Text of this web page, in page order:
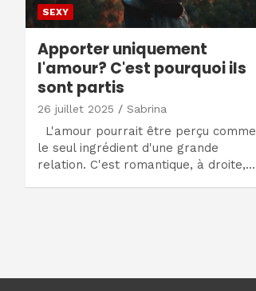
SEXY
Apporter uniquement
l'amour? C'est pourquoi ils
sont partis
26 juillet 2025 Sabrina
L'amour pourrait être perçu comme
le seul ingrédient d'une grande
relation. C'est romantique, à droite,…